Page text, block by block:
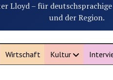
Lloyd – für
und der Region.
Wirtschaft Kultur